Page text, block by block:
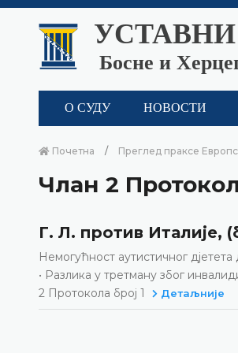
Босне и
О СУДУ НОВОСТИ
Почетна Преглед праксе
Члан 2
Г. Л. против Италије,
Немогућност аутистичног
• Разлика у третману због
2 Протокола број 1
Детаљније